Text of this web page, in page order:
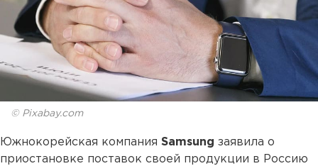
© Pixabay.com
Южнокорейская компания Samsung заявила о
приостановке поставок своей продукции в Россию